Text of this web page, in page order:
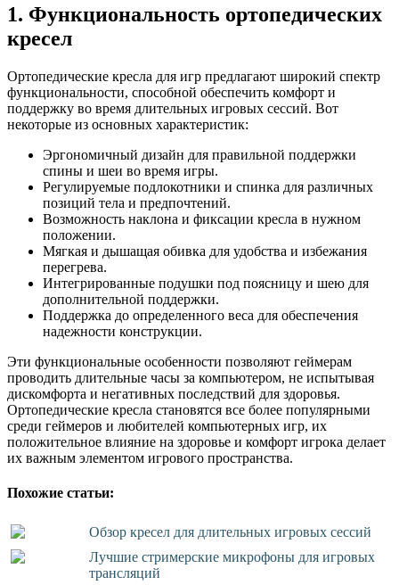
1. Функциональность ортопедических
кресел
Ортопедические кресла для игр предлагают широкий спектр
функциональности, способной обеспечить комфорт и
поддержку во время длительных игровых сессий. Вот
некоторые из основных характеристик:
Эргономичный дизайн для правильной поддержки
спины и шеи во время игры.
Регулируемые подлокотники и спинка для различных
позиций тела и предпочтений.
Возможность наклона и фиксации кресла в нужном
положении.
Мягкая и дышащая обивка для удобства и избежания
перегрева.
Интегрированные подушки под поясницу и шею для
дополнительной поддержки.
Поддержка до определенного веса для обеспечения
надежности конструкции.
Эти функциональные особенности позволяют геймерам
проводить длительные часы за компьютером, не испытывая
дискомфорта и негативных последствий для здоровья.
Ортопедические кресла становятся все более популярными
среди геймеров и любителей компьютерных игр, их
положительное влияние на здоровье и комфорт игрока делает
их важным элементом игрового пространства.
Похожие статьи:
Обзор кресел для длительных игровых сессий
Лучшие стримерские микрофоны для игровых
трансляций